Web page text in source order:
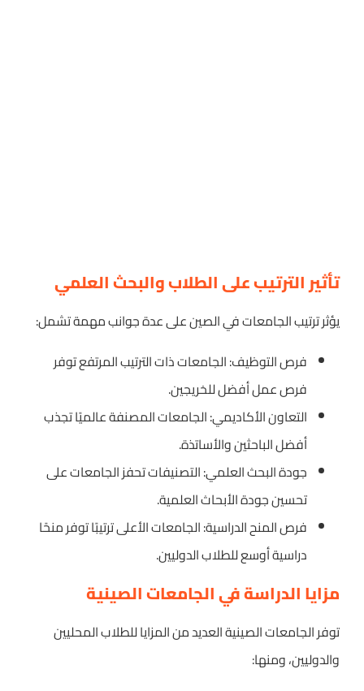
تأثير الترتيب على الطلاب والبحث العلمي
يؤثرترتيب الجامعات في الصينعلى عدة جوانب مهمة تشمل:
فرص التوظيف: الجامعات ذات الترتيب المرتفع توفر
فرص عمل أفضل للخريجين.
التعاون الأكاديمي: الجامعات المصنفة عالميًا تجذب
أفضل الباحثين والأساتذة.
جودة البحث العلمي: التصنيفات تحفز الجامعات على
تحسين جودة الأبحاث العلمية.
فرص المنح الدراسية: الجامعات الأعلى ترتيبًا توفر منحًا
دراسية أوسع للطلاب الدوليين.
مزايا الدراسة في الجامعات الصينية
توفر الجامعات الصينية العديد من المزايا للطلاب المحليين
والدوليين، ومنها: